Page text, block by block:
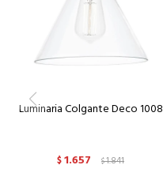
Luminaria Colgante Deco 1008
$1.657 $1.841